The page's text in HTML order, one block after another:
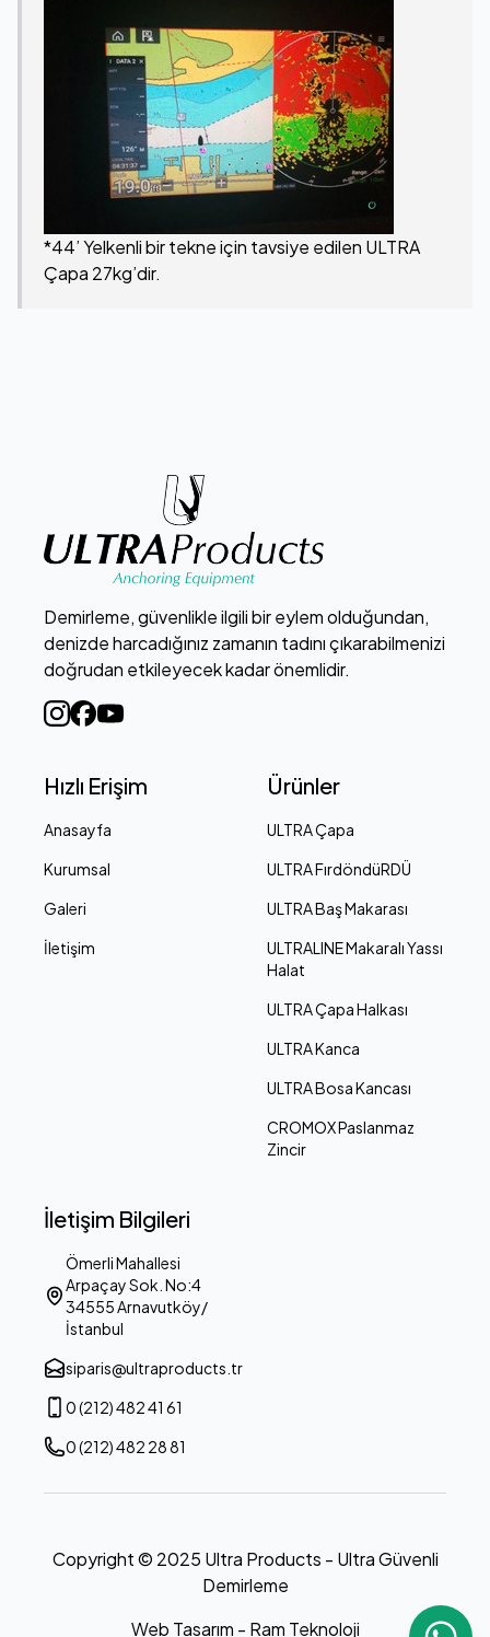
*44’ Yelkenli bir tekne için tavsiye edilen ULTRA
Çapa 27kg’dir.
Demirleme, güvenlikle ilgili bir eylem olduğundan,
denizde harcadığınız zamanın tadını çıkarabilmenizi
doğrudan etkileyecek kadar önemlidir.
Hızlı Erişim
Anasayfa
Kurumsal
Galeri
İletişim
Ürünler
ULTRA Çapa
ULTRA FırdöndüRDÜ
ULTRA Baş Makarası
ULTRALINE Makaralı Yassı
Halat
ULTRA Çapa Halkası
ULTRA Kanca
ULTRA Bosa Kancası
CROMOX Paslanmaz
Zincir
İletişim Bilgileri
Ömerli Mahallesi
Arpaçay Sok. No:4
34555 Arnavutköy/
İstanbul
siparis@ultraproducts.tr
0 (212) 482 41 61
0 (212) 482 28 81
Copyright © 2025 Ultra Products - Ultra Güvenli
Demirleme
Web Tasarım - Ram Teknoloji